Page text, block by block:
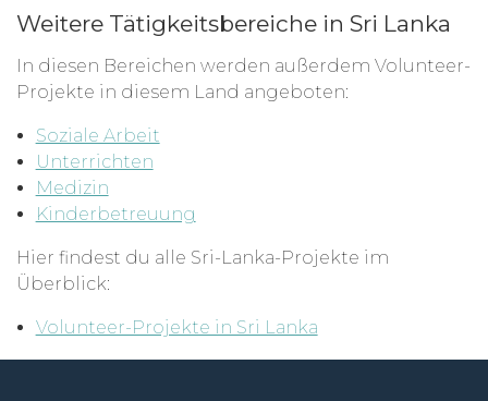
Weitere Tätigkeitsbereiche in Sri Lanka
In diesen Bereichen werden außerdem Volunteer-
Projekte in diesem Land angeboten:
Soziale Arbeit
Unterrichten
Medizin
Kinderbetreuung
Hier findest du alle Sri-Lanka-Projekte im
Überblick:
Volunteer-Projekte in Sri Lanka